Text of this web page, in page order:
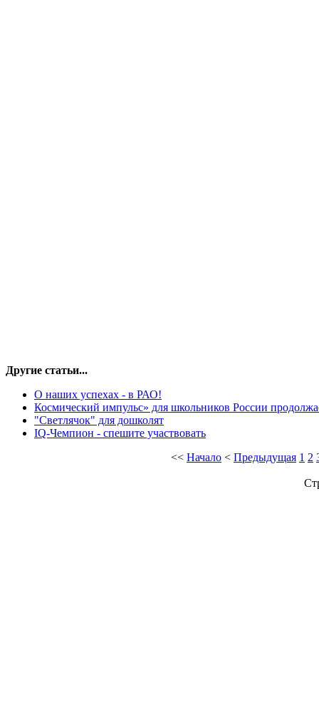
Другие статьи...
О наших успехах - в РАО!
Космический импульс» для школьников России
"Светлячок" для дошколят
IQ-Чемпион - спешите участвовать
<< Начало < Предыдущая 1 2